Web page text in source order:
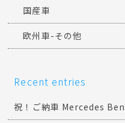
国産車
欧州車-その他
Recent entries
祝！ご納車 Mercedes